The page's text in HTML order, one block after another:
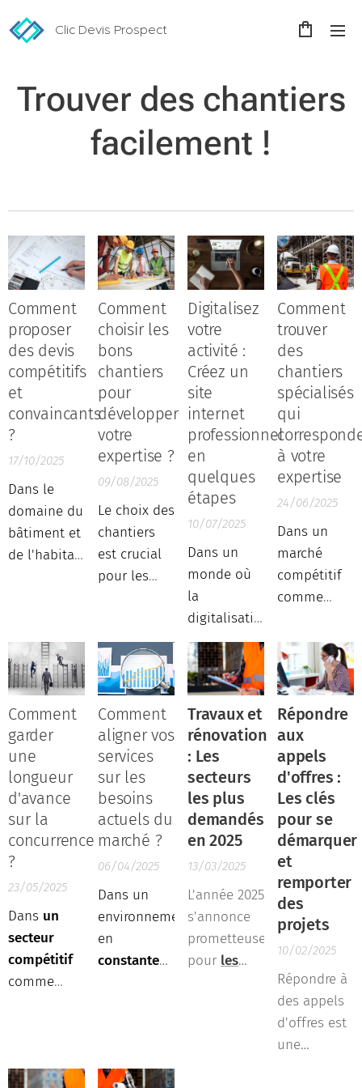
Clic Devis Prospect
Trouver des chantiers
facilement !
Comment
proposer
des devis
compétitifs
et
convaincants
?
17/10/2025
Dans le
domaine du
bâtiment et
de l'habitat,
l'élément
décisif pour
remporter
un chantier
face à la
concurrence.
Mais
comment
s'assurer
que vos
devis soient
à la fois
et
convaincants
?
Comment
choisir les
bons
chantiers
pour
développer
votre
expertise ?
09/08/2025
Le choix des
chantiers
est crucial
pour les
professionnels
et de
l'habitat. En
sélectionnant
des projets
adaptés à
vos
compétences,
vous pouvez
non
seulement
garantir un
qualité,
mais aussi
renforcer
votre
Digitalisez
votre
activité :
Créez un
site
internet
professionnel
en
quelques
étapes
10/07/2025
Dans un
monde où
la
digitalisation
est devenue
indispensable,
avoir un
site internet
professionnel
n'est plus
une option,
mais une
nécessité.
Comment
trouver
des
chantiers
spécialisés
qui
à votre
expertise
24/06/2025
Dans un
marché
compétitif
comme
bâtiment et
de l'habitat,
trouver des
chantiers
qui
valorisent
votre
expertise
est
essentiel
pour
rentabiliser
votre
activité et
développer
votre
réputation.
Comment
garder
une
longueur
d'avance
sur la
concurrence
?
23/05/2025
Dans un
secteur
compétitif
comme
il est
Comment
aligner vos
services
sur les
besoins
actuels du
marché ?
06/04/2025
Dans un
environnement
en
constante
est un
Travaux et
rénovation
: Les
secteurs
les plus
demandés
en 2025
13/03/2025
L'année 2025
s'annonce
prometteuse
pour les
professionnels
Répondre
aux
appels
d'offres :
Les clés
pour se
démarquer
et
remporter
des
projets
10/02/2025
Répondre à
des appels
d'offres est
une